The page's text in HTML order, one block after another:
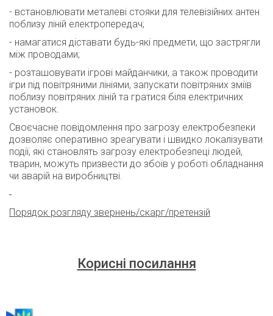
- встановлювати металеві стояки для телевізійних антен
поблизу ліній електропередач;
- намагатися діставати будь-які предмети, що застрягли
між проводами;
- розташовувати ігрові майданчики, а також проводити
ігри під повітряними лініями, запускати повітряних зміїв
поблизу повітряних ліній та гратися біля електричних
установок.
Своєчасне повідомлення про загрозу електробезпеки
дозволяє оперативно зреагувати і швидко локалізувати
події, які становлять загрозу електробезпеці людей,
тварин, можуть призвести до збоїв у роботі обладнання
чи аварій на виробництві.
Порядок розгляду звернень/скарг/претензій
Корисні посилання